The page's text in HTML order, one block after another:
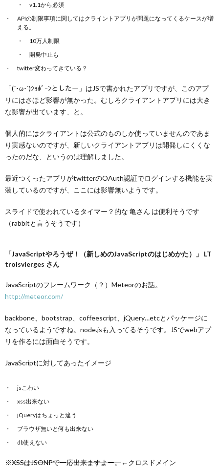
v1.1から必須
APIの制限事項に関してはクライントアプリが問題になってくるケースが増
える。
10万人制限
開発中止も
twitter変わってきている？
「(´･ω･`)ｼｮﾎﾞｰﾝとしたー」はJSで書かれたアプリですが、このアプ
リにはさほど影響が無かった。むしろクライアントアプリには大き
な影響が出ています、と。
個人的にはクライアントは公式のものしか使っていませんのであま
り実感ないのですが、新しいクライアントアプリは開発しにくくな
ったのだな、というのは理解しました。
最近つくったアプリがtwitterのOAuth認証でログインする機能を実
装しているのですが、ここには影響無いようです。
スライドで使われているタイマー？的な 亀さん は便利そうです
（rabbitと言うそうです）
「JavaScriptやろうぜ！（新しめのJavaScriptのはじめかた）」 LT
troisvierges さん
JavaScriptのフレームワーク（？）Meteorのお話。
http://meteor.com/
backbone、bootstrap、coffeescript、jQuery…etcとパッケージに
なっているようですね。node.jsも入ってるそうです。JSでwebアプ
リを作るには面白そうです。
JavaScriptに対してあったイメージ
jsこわい
xss出来ない
jQueryはちょっと違う
ブラウザ無いと何も出来ない
db使えない
※XSSはJSONPで一応出来ますよー。←クロスドメイン